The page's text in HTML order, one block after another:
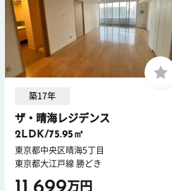
築17年
ザ・晴海レジデンス
2LDK/75.95㎡
東京都中央区晴海5丁目
東京都大江戸線 勝どき
万円